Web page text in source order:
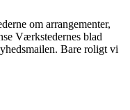
om arrangementer,
Værkstedernes blad
Bare roligt vi